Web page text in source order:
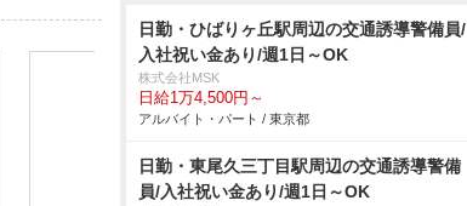
日勤・ひばりヶ丘駅周辺の交通誘導警備員/
入社祝い金あり/週1日～OK
株式会社MSK
日給1万4,500円～
アルバイト・パート / 東京都
日勤・東尾久三丁目駅周辺の交通誘導警備
員/入社祝い金あり/週1日～OK